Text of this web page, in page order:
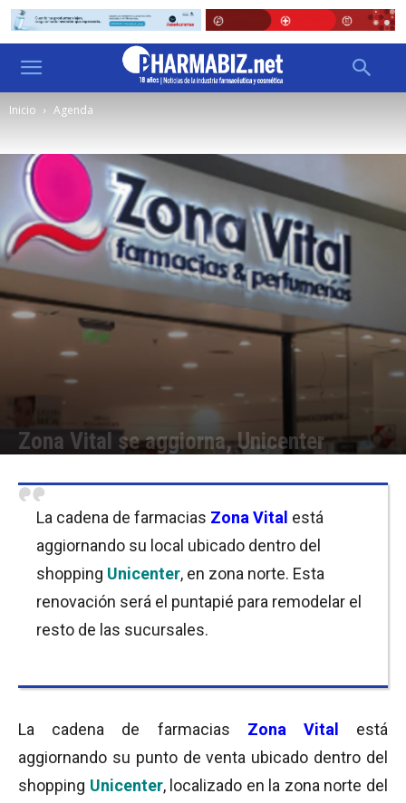
Inicio Agenda
Zona Vital se aggiorna, Unicenter
La cadena de farmacias Zona Vital está
aggiornando su local ubicado dentro del
shopping Unicenter, en zona norte. Esta
renovación será el puntapié para remodelar el
resto de las sucursales.
La cadena de farmacias Zona Vital
está
aggiornando su punto de venta ubicado dentro del
shopping Unicenter, localizado en la zona norte del